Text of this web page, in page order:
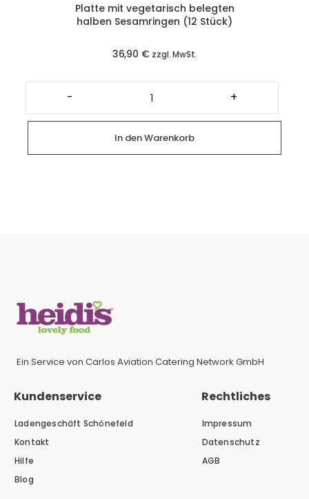
Platte mit vegetarisch belegten
halben Sesamringen (12 Stück)
36,90 € zzgl. MwSt.
-
Platte
mit
vegetarisch
belegten
halben
Sesamringen
(12
Stück)
+
In den Warenkorb
Ein Service von Carlos Aviation Catering Network GmbH
Kundenservice
Ladengeschäft Schönefeld
Kontakt
Hilfe
Blog
Rechtliches
Impressum
Datenschutz
AGB